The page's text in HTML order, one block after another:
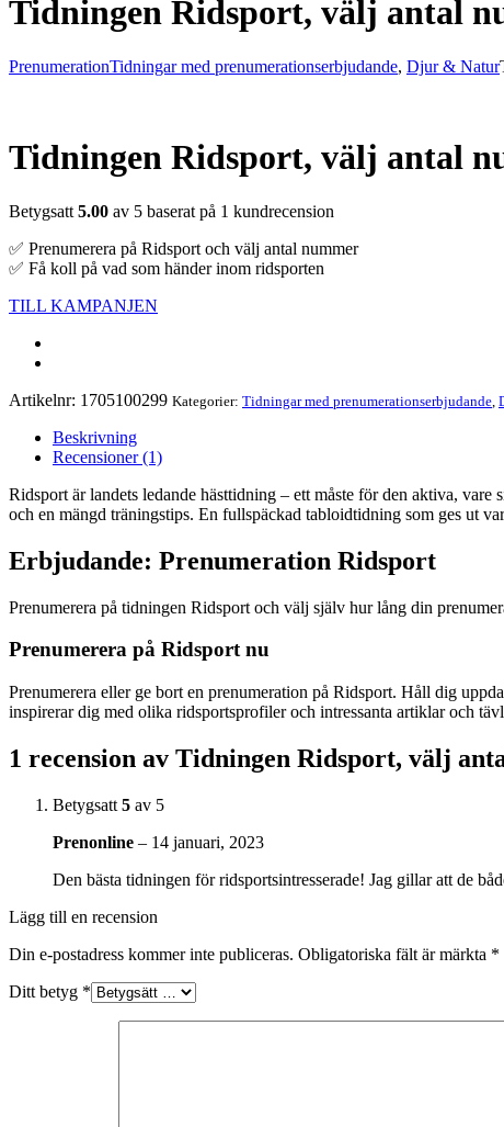
Tidningen Ridsport, välj antal
PrenumerationTidningar med prenumerationserbjudande, Djur & Natur
Tidningen Ridsport, välj antal
Betygsatt 5.00 av 5 baserat på 1 kundrecension
✅ Prenumerera på Ridsport och välj antal nummer
✅ Få koll på vad som händer inom ridsporten
TILL KAMPANJEN
Artikelnr: 1705100299 Kategorier: Tidningar med prenumerationserbjudande
Beskrivning
Recensioner (1)
Ridsport är landets ledande hästtidning – ett måste för den aktiva,
och en mängd träningstips. En fullspäckad tabloidtidning som ges ut
Erbjudande: Prenumeration Ridsport
Prenumerera på tidningen Ridsport och välj själv hur lång din
Prenumerera på Ridsport nu
Prenumerera eller ge bort en prenumeration på Ridsport. Håll dig
inspirerar dig med olika ridsportsprofiler och intressanta artiklar och
1 recension av Tidningen Ridsport, välj
Betygsatt 5 av 5
Prenonline – 14 januari, 2023
Den bästa tidningen för ridsportsintresserade! Jag gillar att de
Lägg till en recension
Din e-postadress kommer inte publiceras. Obligatoriska fält är märkta *
Ditt betyg *